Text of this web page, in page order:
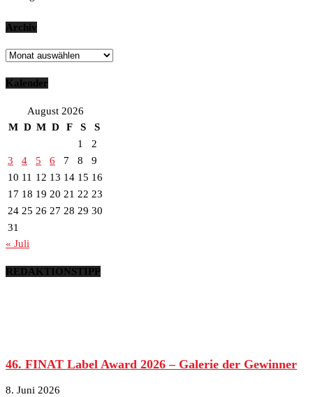
Archiv
Archiv
Kalender
August 2026
M D M D F S
S
1
2
3
4 5 6 7 8
9
10 11 12 13 14 15 16
17 18 19 20 21 22 23
24 25 26 27 28 29 30
31
« Juli
REDAKTIONSTIPP
46. FINAT Label Award 2026 – Galerie der Gewinner
8. Juni 2026